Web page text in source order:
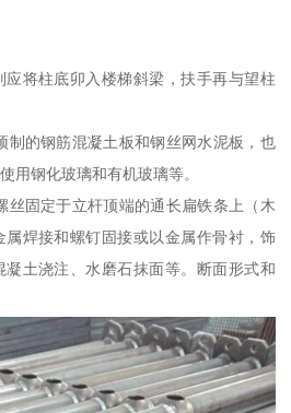
应将柱底卯入楼梯斜梁，扶手再与望柱
制的钢筋混凝土板和钢丝网水泥板，也
用钢化玻璃和有机玻璃等。
丝固定于立杆顶端的通长扁铁条上（木
焊接和螺钉固接或以金属作骨衬，饰
凝土浇注、水磨石抹面等。断面形式和